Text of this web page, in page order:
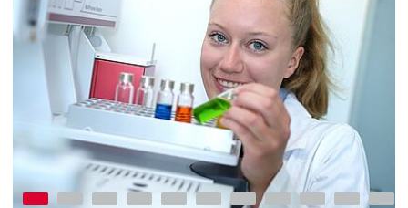
Go to slide 1 Go to slide 2 Go to slide 3 Go to slide 4 Go to slide 5 Go to slide 6 Go to slide 7 Go to slide 8 Go to slide 9 Go to slide 10 Go to slide 11